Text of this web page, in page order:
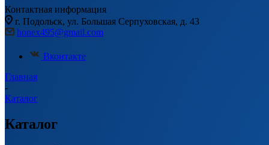
Контактная информация
г. Подольск, ул. Большая Серпуховская, д. 43
honex495@gmail.com
Вконтакте
Главная
-
Каталог
Каталог